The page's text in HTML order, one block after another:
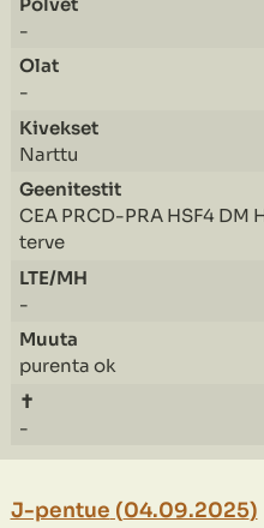
-
-
Narttu
CEA PRCD-PRA HSF4 DM
terve
-
purenta ok
-
J-pentue (04.09.2025)